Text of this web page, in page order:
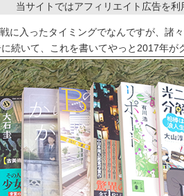
当サイトではアフィリエイト広告を利
に入ったタイミングでなんですが、諸
続いて、これを書いてやっと2017年が